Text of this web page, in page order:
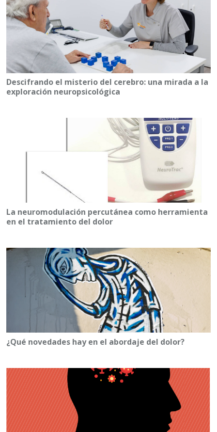
Descifrando el misterio del cerebro: una mirada a la
exploración neuropsicológica
La neuromodulación percutánea como herramienta
en el tratamiento del dolor
¿Qué novedades hay en el abordaje del dolor?